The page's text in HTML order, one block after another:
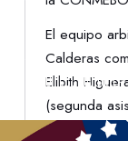
PROTECCIÓN DE
El equipo
Calderas
Elibith
(segunda
Stefani